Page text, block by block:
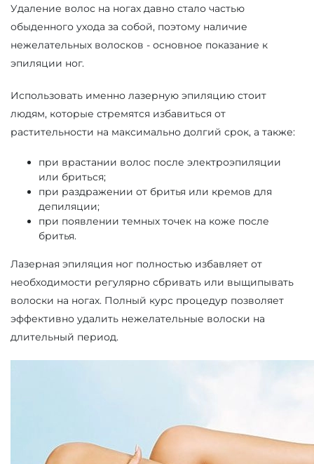
Удаление волос на ногах давно стало частью
обыденного ухода за собой, поэтому наличие
нежелательных волосков - основное показание к
эпиляции ног.
Использовать именно лазерную эпиляцию стоит
людям, которые стремятся избавиться от
растительности на максимально долгий срок, а также:
при врастании волос после электроэпиляции
или бриться;
при раздражении от бритья или кремов для
депиляции;
при появлении темных точек на коже после
бритья.
Лазерная эпиляция ног полностью избавляет от
необходимости регулярно сбривать или выщипывать
волоски на ногах. Полный курс процедур позволяет
эффективно удалить нежелательные волоски на
длительный период.